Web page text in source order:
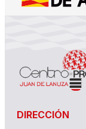
DIRECCIÓN